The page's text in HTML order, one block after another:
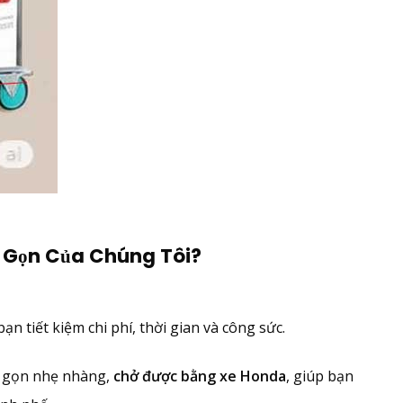
Của Chúng Tôi?
tiết kiệm chi phí, thời gian và công sức.
nhẹ nhàng, chở được bằng xe Honda, giúp bạn